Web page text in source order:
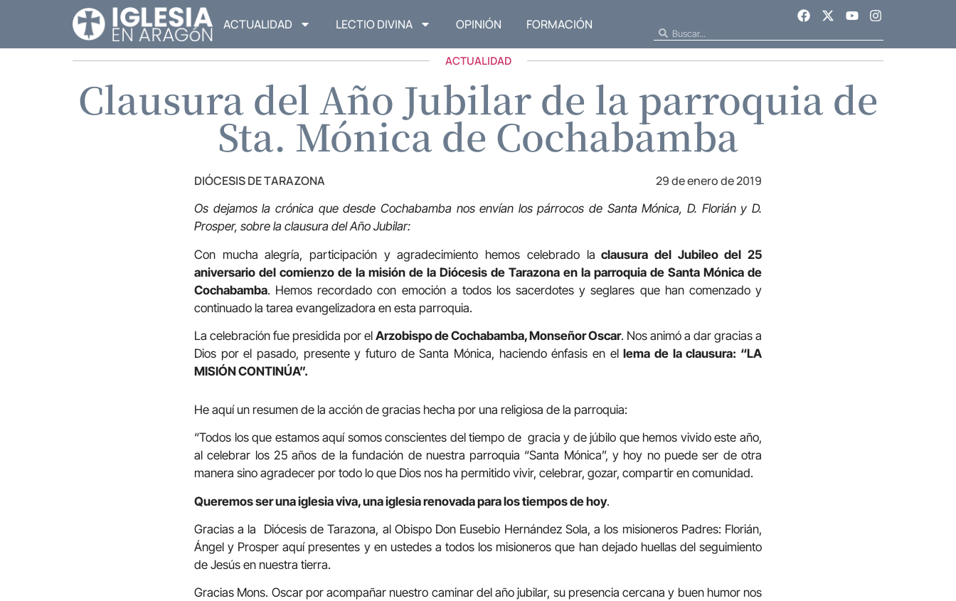
ACTUALIDAD LECTIO DIVINA OPINIÓN FORMACIÓN
ACTUALIDAD
Clausura del Año Jubilar de la parroquia de
Sta. Mónica de Cochabamba
DIÓCESIS DE TARAZONA 29 de enero de 2019
Os dejamos la crónica que desde Cochabamba nos envían los párrocos de Santa Mónica, D. Florián y D.
Prosper, sobre la clausura del Año Jubilar:
Con mucha alegría, participación y agradecimiento hemos celebrado la clausura del Jubileo del 25
aniversario del comienzo de la misión de la Diócesis de Tarazona en la parroquia de Santa Mónica de
Cochabamba. Hemos recordado con emoción a todos los sacerdotes y seglares que han comenzado y
continuado la tarea evangelizadora en esta parroquia.
La celebración fue presidida por el Arzobispo de Cochabamba, Monseñor Oscar. Nos animó a dar gracias a
Dios por el pasado, presente y futuro de Santa Mónica, haciendo énfasis en ellema de la clausura: “LA
MISIÓN CONTINÚA”.
He aquí un resumen de la acción de gracias hecha por una religiosa de la parroquia:
“Todos los que estamos aquí somos conscientes del tiempo de gracia y de júbilo que hemos vivido este año,
al celebrar los 25 años de la fundación de nuestra parroquia “Santa Mónica”, y hoy no puede ser de otra
manera sino agradecer por todo lo que Dios nos ha permitido vivir, celebrar, gozar, compartir en comunidad.
Queremos ser una iglesia viva, una iglesia renovada para los tiempos de hoy.
Gracias a la Diócesis de Tarazona, al Obispo Don Eusebio Hernández Sola, a los misioneros Padres: Florián,
Ángel y Prosper aquí presentes y en ustedes a todos los misioneros que han dejado huellas del seguimiento
de Jesús en nuestra tierra.
Gracias Mons. Oscar por acompañar nuestro caminar del año jubilar, su presencia cercana y buen humor nos